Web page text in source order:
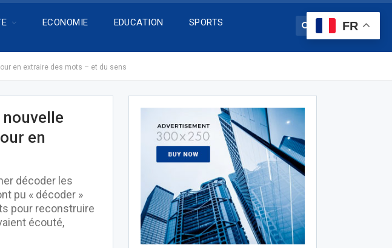
ECONOMIE EDUCATION
SPORTS
en extraire des mots – et du sens
en
décoder les
pu « décoder »
pour reconstruire
écouté,
FR